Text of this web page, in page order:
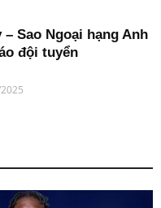
Sao Ngoại hạng Anh
đội tuyển